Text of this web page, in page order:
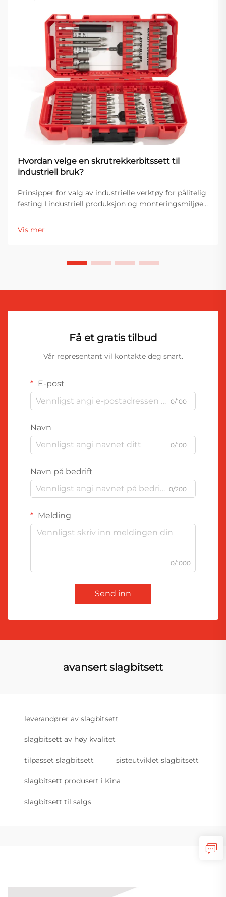
Hvordan velge en skrutrekkerbitssett til
industriell bruk?
Prinsipper for valg av industrielle verktøy for pålitelig
festing I industriell produksjon og monteringsmiljøer
produktkvalitet og driftsstabilitet. Blant de viktigste
festeverktøyene er en skrutrekker...
Vis mer
Få et gratis tilbud
Vår representant vil kontakte deg snart.
E-post
0/100
Navn
0/100
Navn på bedrift
0/200
Melding
0/1000
Send inn
avansert slagbitsett
leverandører av slagbitsett
slagbitsett av høy kvalitet
tilpasset slagbitsett sisteutviklet slagbitsett
slagbitsett produsert i Kina
slagbitsett til salgs